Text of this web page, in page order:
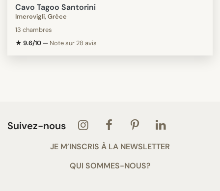
Cavo Tagoo Santorini
Imerovigli, Grèce
13 chambres
★ 9.6/10 — Note sur 28 avis
Suivez-nous
JE M’INSCRIS À LA NEWSLETTER
QUI SOMMES-NOUS?